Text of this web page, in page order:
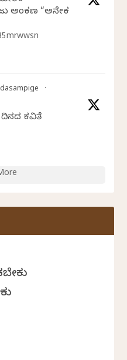
ಅಂಕಣ “ಅನೇಕ
·
ಕವಿತೆ